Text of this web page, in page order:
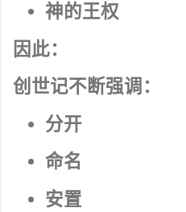
神的王权
因此：
创世记不断强调：
分开
命名
安置